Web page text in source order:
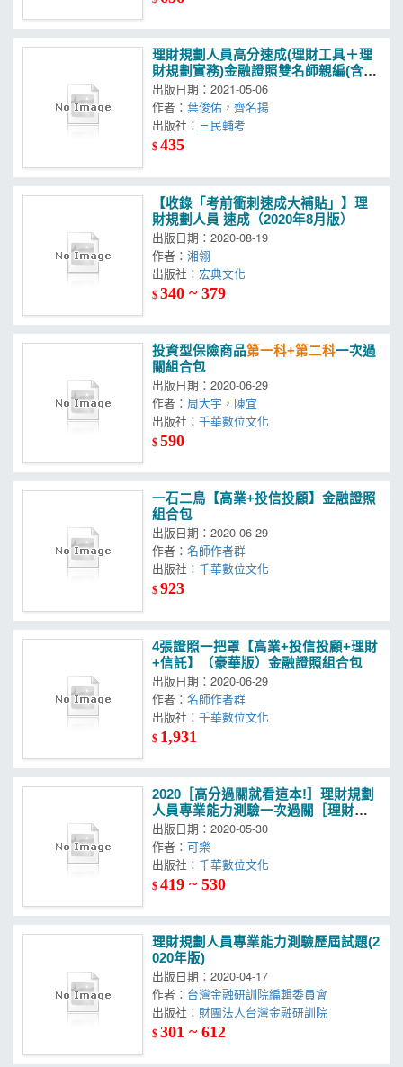
理財規劃人員高分速成(理財工具＋理
財規劃實務)金融證照雙名師親編(含12
50題100%詳解)(五版)
出版日期：2021-05-06
作者：葉俊佑 ，齊名揚
出版社：
$435
【收錄「考前衝刺速成大補貼」】理
財規劃人員 速成（2020年8月版）
出版日期：2020-08-19
作者：湘翎
出版社：
$340 ~ 379
投資型保險商品第一科+第二科一次過
關組合包
出版日期：2020-06-29
作者： 周大宇 ， 陳宜
出版社：
$590
一石二鳥【高業+投信投顧】金融證照
組合包
出版日期：2020-06-29
作者：名師作者群
出版社：
$923
4張證照一把罩【高業+投信投顧+理財
+信託】（豪華版）金融證照組合包
出版日期：2020-06-29
作者：名師作者群
出版社：
$ 1,931
2020［高分過關就看這本!］理財規劃
人員專業能力測驗一次過關［理財規
劃人員］
出版日期：2020-05-30
作者：可樂
出版社：
$419 ~ 530
理財規劃人員專業能力測驗歷屆試題(2
020年版)
出版日期：2020-04-17
作者： 台灣金融研訓院編輯委員會
出版社：
$301 ~ 612